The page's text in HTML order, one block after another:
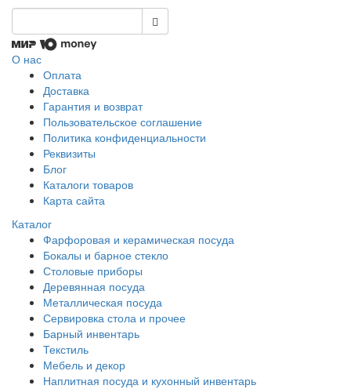
О нас
Оплата
Доставка
Гарантия и возврат
Пользовательское соглашение
Политика конфиденциальности
Реквизиты
Блог
Каталоги товаров
Карта сайта
Каталог
Фарфоровая и керамическая посуда
Бокалы и барное стекло
Столовые приборы
Деревянная посуда
Металлическая посуда
Сервировка стола и прочее
Барный инвентарь
Текстиль
Мебель и декор
Наплитная посуда и кухонный инвентарь